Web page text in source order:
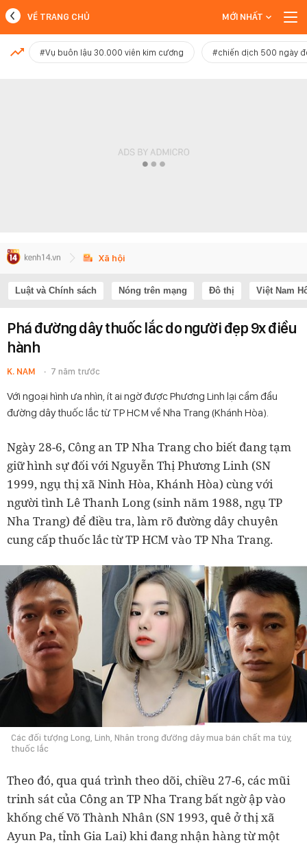
MỚI NHẤT
VỀ TRANG CHỦ MỚI NHẤT
#Vụ buôn lậu 30.000 viên kim cương #chiến dịch 500 ngày
Xã hội
Luật và Chính sách Nóng trên mạng Đô thị Việt Nam
Phá đường dây thuốc lắc do người đẹp 9x điều
hành
K. NAM 7 năm trước
Với ngoại hình ưa nhìn, ít ai ngờ được Phương Linh lại cầm đầu
đường dây thuốc lắc từ TP HCM về Nha Trang (Khánh Hòa).
Ngày 28-6, Công an TP Nha Trang cho biết đang tạm
giữ hình sự đối với Nguyễn Thị Phương Linh (SN
1999, ngụ thị xã Ninh Hòa, Khánh Hòa) cùng với
người tình Lê Thanh Long (sinh năm 1988, ngụ TP
Nha Trang) để điều tra, làm rõ đường dây chuyên
cung cấp thuốc lắc từ TP HCM vào TP Nha Trang.
Các đối tượng Long, Linh, Nhân trong đường dây mua bán chất ma túy,
thuốc lắc
Theo đó, qua quá trình theo dõi, chiều 27-6, các mũi
trinh sát của Công an TP Nha Trang bất ngờ ập vào
khống chế Võ Thành Nhân (SN 1993, quê ở thị xã
Ayun Pa, tỉnh Gia Lai) khi đang nhận hàng từ một